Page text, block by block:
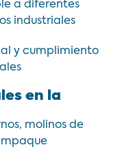
a diferentes
industriales
y cumplimiento
en la
molinos de